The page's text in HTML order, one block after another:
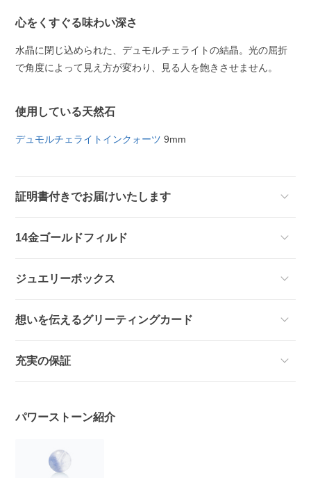
心をくすぐる味わい深さ
水晶に閉じ込められた、デュモルチェライトの結晶。光の屈折
で角度によって見え方が変わり、見る人を飽きさせません。
使用している天然石
デュモルチェライトインクォーツ 9mm
証明書付きでお届けいたします
14金ゴールドフィルド
ジュエリーボックス
想いを伝えるグリーティングカード
充実の保証
パワーストーン紹介